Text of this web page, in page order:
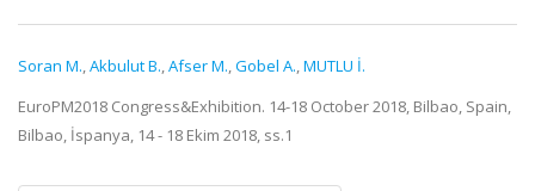
Soran M.,Akbulut B.,Afser M.,Gobel A.,MUTLU İ.
EuroPM2018 Congress&Exhibition. 14-18 October 2018, Bilbao, Spain,
Bilbao, İspanya, 14 - 18 Ekim 2018, ss.1